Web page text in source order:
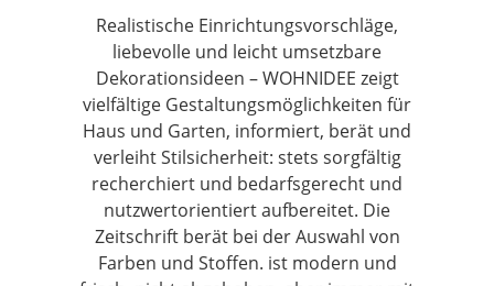
Realistische Einrichtungsvorschläge,
liebevolle und leicht umsetzbare
Dekorationsideen – WOHNIDEE zeigt
vielfältige Gestaltungsmöglichkeiten für
Haus und Garten, informiert, berät und
verleiht Stilsicherheit: stets sorgfältig
recherchiert und bedarfsgerecht und
nutzwertorientiert aufbereitet. Die
Zeitschrift berät bei der Auswahl von
Farben und Stoffen. ist modern und